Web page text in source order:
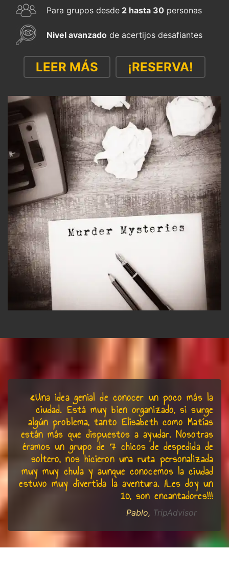
Para grupos desde 2 hasta 30 personas
Nivel avanzado de acertijos desafiantes
LEER MÁS ¡RESERVA!
«Una idea genial de conocer un poco más la
ciudad. Está muy bien organizado, si surge
algún problema, tanto Elisabeth como Matías
están más que dispuestos a ayudar. Nosotras
éramos un grupo de 7 chicos de despedida de
soltero, nos hicieron una ruta personalizada
muy muy chula y aunque conocemos la ciudad
estuvo muy divertida la aventura. ¡Les doy un
10, son encantadores!!!
Pablo, TripAdvisor